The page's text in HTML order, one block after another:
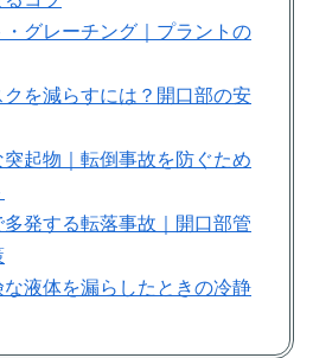
グレーチング｜プラントの
を減らすには？開口部の安
起物｜転倒事故を防ぐため
発する転落事故｜開口部管
液体を漏らしたときの冷静